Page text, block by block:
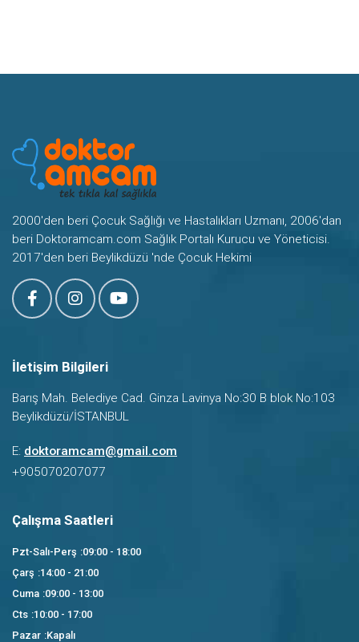
2000'den beri Çocuk Sağlığı ve Hastalıkları Uzmanı, 2006'dan
beri Doktoramcam.com Sağlık Portalı Kurucu ve Yöneticisi.
2017'den beri Beylikdüzü 'nde Çocuk Hekimi
İletişim Bilgileri
Barış Mah. Belediye Cad. Ginza Lavinya No:30 B blok No:103
Beylikdüzü/İSTANBUL
E: doktoramcam@gmail.com
+905070207077
Çalışma Saatleri
Pzt-Salı-Perş :09:00 - 18:00
Çarş :14:00 - 21:00
Cuma :09:00 - 13:00
Cts :10:00 - 17:00
Pazar :Kapalı